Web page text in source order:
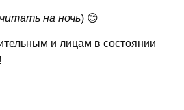
на ночь) 😊
и лицам в состоянии